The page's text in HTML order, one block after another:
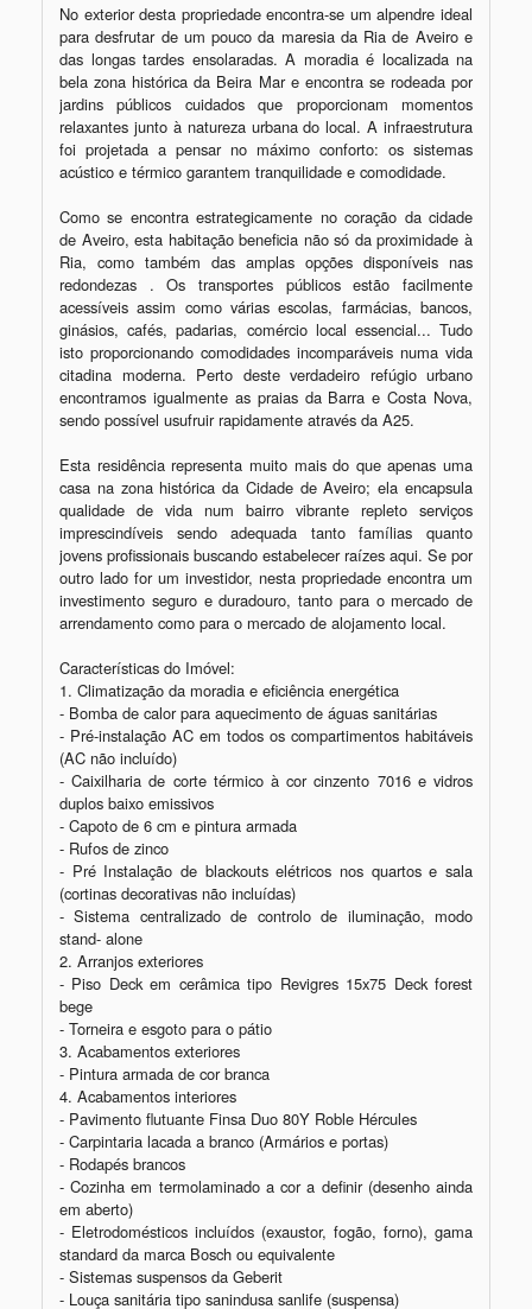
No exterior desta propriedade encontra-se um alpendre ideal
para desfrutar de um pouco da maresia da Ria de Aveiro e
das longas tardes ensolaradas. A moradia é localizada na
bela zona histórica da Beira Mar e encontra se rodeada por
jardins públicos cuidados que proporcionam momentos
relaxantes junto à natureza urbana do local. A infraestrutura
foi projetada a pensar no máximo conforto: os sistemas
acústico e térmico garantem tranquilidade e comodidade.
Como se encontra estrategicamente no coração da cidade
de Aveiro, esta habitação beneficia não só da proximidade à
Ria, como também das amplas opções disponíveis nas
redondezas . Os transportes públicos estão facilmente
acessíveis assim como várias escolas, farmácias, bancos,
ginásios, cafés, padarias, comércio local essencial... Tudo
isto proporcionando comodidades incomparáveis numa vida
citadina moderna. Perto deste verdadeiro refúgio urbano
encontramos igualmente as praias da Barra e Costa Nova,
sendo possível usufruir rapidamente através da A25.
Esta residência representa muito mais do que apenas uma
casa na zona histórica da Cidade de Aveiro; ela encapsula
qualidade de vida num bairro vibrante repleto serviços
imprescindíveis sendo adequada tanto famílias quanto
jovens profissionais buscando estabelecer raízes aqui. Se por
outro lado for um investidor, nesta propriedade encontra um
investimento seguro e duradouro, tanto para o mercado de
arrendamento como para o mercado de alojamento local.
Características do Imóvel:
1. Climatização da moradia e eficiência energética
- Bomba de calor para aquecimento de águas sanitárias
- Pré-instalação AC em todos os compartimentos habitáveis
(AC não incluído)
- Caixilharia de corte térmico à cor cinzento 7016 e vidros
duplos baixo emissivos
- Capoto de 6 cm e pintura armada
- Rufos de zinco
- Pré Instalação de blackouts elétricos nos quartos e sala
(cortinas decorativas não incluídas)
- Sistema centralizado de controlo de iluminação, modo
stand- alone
2. Arranjos exteriores
- Piso Deck em cerâmica tipo Revigres 15x75 Deck forest
bege
- Torneira e esgoto para o pátio
3. Acabamentos exteriores
- Pintura armada de cor branca
4. Acabamentos interiores
- Pavimento flutuante Finsa Duo 80Y Roble Hércules
- Carpintaria lacada a branco (Armários e portas)
- Rodapés brancos
- Cozinha em termolaminado a cor a definir (desenho ainda
em aberto)
- Eletrodomésticos incluídos (exaustor, fogão, forno), gama
standard da marca Bosch ou equivalente
- Sistemas suspensos da Geberit
- Louça sanitária tipo sanindusa sanlife (suspensa)